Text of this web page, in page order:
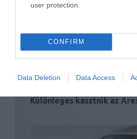
user protection.
CONFIRM
Data Deletion Data Access
Különleges kasztnik az